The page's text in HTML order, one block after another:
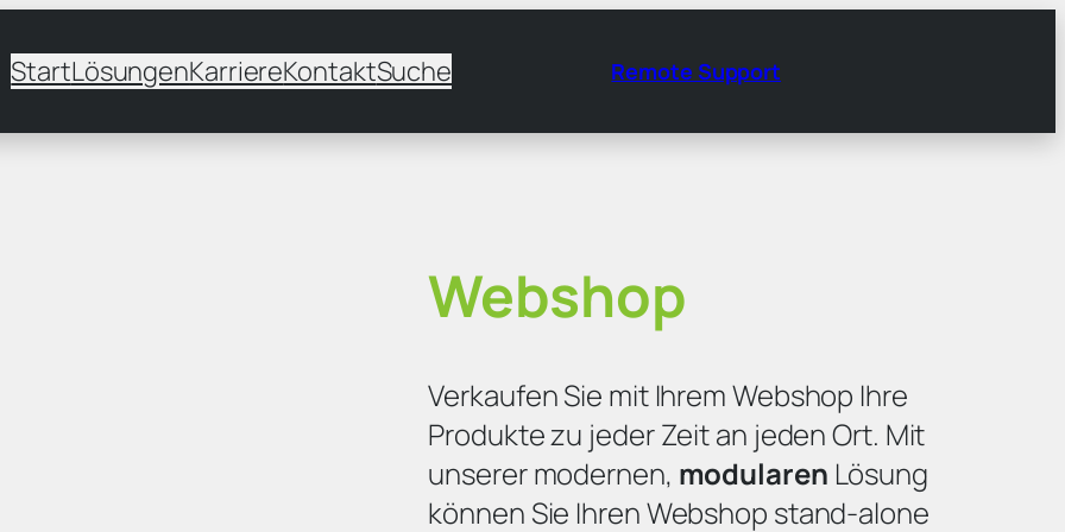
StartLösungenKarriereKontaktSuche Remote Support
Webshop
Verkaufen Sie mit Ihrem Webshop Ihre
Produkte zu jeder Zeit an jeden Ort. Mit
unserer modernen, modularen Lösung
können Sie Ihren Webshop stand-alone